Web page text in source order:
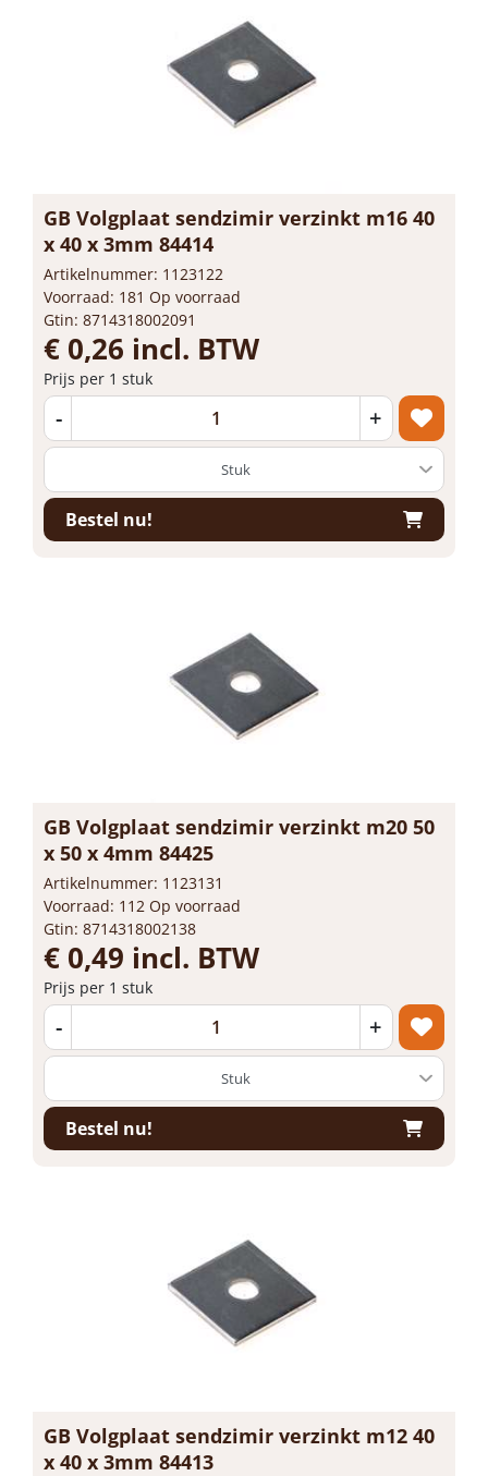
GB Volgplaat sendzimir verzinkt m16 40
x 40 x 3mm 84414
Artikelnummer: 1123122
Voorraad: 181 Op voorraad
Gtin: 8714318002091
€ 0,26 incl. BTW
Prijs per 1 stuk
- +
Bestel nu!
GB Volgplaat sendzimir verzinkt m20 50
x 50 x 4mm 84425
Artikelnummer: 1123131
Voorraad: 112 Op voorraad
Gtin: 8714318002138
€ 0,49 incl. BTW
Prijs per 1 stuk
- +
Bestel nu!
GB Volgplaat sendzimir verzinkt m12 40
x 40 x 3mm 84413